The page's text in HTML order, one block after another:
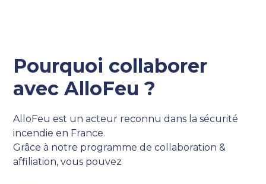
Pourquoi collaborer
avec AlloFeu ?
AlloFeu est un acteur reconnu dans la sécurité
incendie en France.
Grâce à notre programme de collaboration &
affiliation, vous pouvez